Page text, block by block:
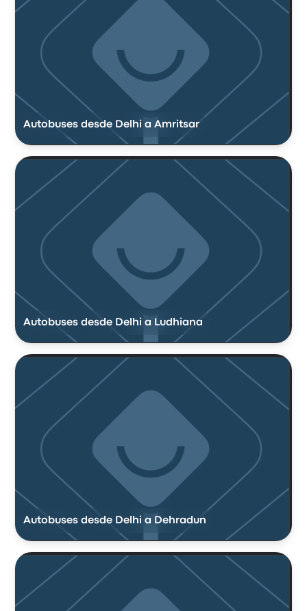
Autobuses desde Delhi a Amritsar
Autobuses desde Delhi a Ludhiana
Autobuses desde Delhi a Dehradun